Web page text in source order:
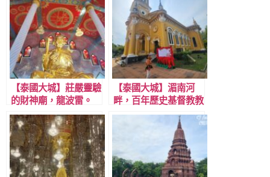
【泰國大城】莊嚴靈驗
的財神廟，龍波雷。
【泰國大城】湄南河
畔，百年歷史基督教教
堂，聖若瑟堂。